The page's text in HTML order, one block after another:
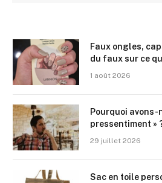
Faux ongles,
du faux sur ce
1 août 2026
Pourquoi avons-
pressentiment »
29 juillet 2026
Sac en toile